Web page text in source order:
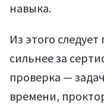
навыка.
Из этого
сильнее за
проверка —
времени,